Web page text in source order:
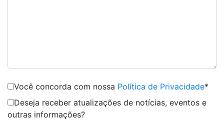
Você concorda com nossa Política de Privacidade*
Deseja receber atualizações de notícias, eventos e
outras informações?